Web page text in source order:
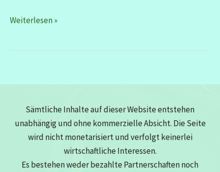
Upcycling-
Weiterlesen »
Sämtliche Inhalte auf dieser Website entstehen
unabhängig und ohne kommerzielle Absicht. Die Seite
wird nicht monetarisiert und verfolgt keinerlei
wirtschaftliche Interessen.
Es bestehen weder bezahlte Partnerschaften noch